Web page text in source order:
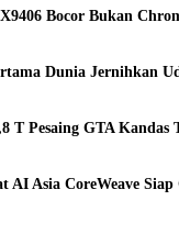
Bocor Bukan
Dunia Jernihkan
T Pesaing GTA Kandas
AI Asia CoreWeave